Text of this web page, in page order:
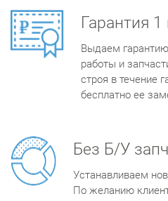
Гарантия 1
Выдаем
работы и
строя в течение
бесплатно ее
Без Б/У
Устанавливаем
По желанию